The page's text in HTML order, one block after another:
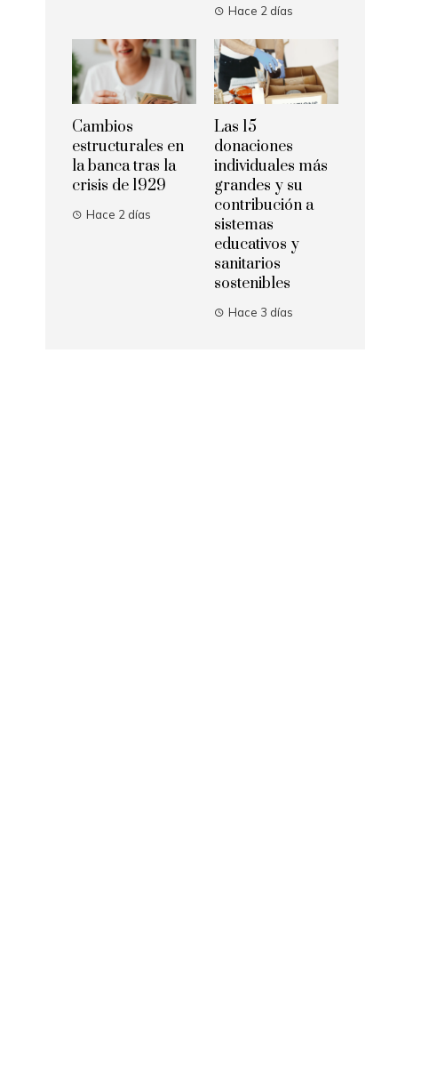
Hace 2 días
Cambios
estructurales en
la banca tras la
crisis de 1929
Hace 2 días
Las 15
donaciones
individuales más
grandes y su
contribución a
sistemas
educativos y
sanitarios
sostenibles
Hace 3 días